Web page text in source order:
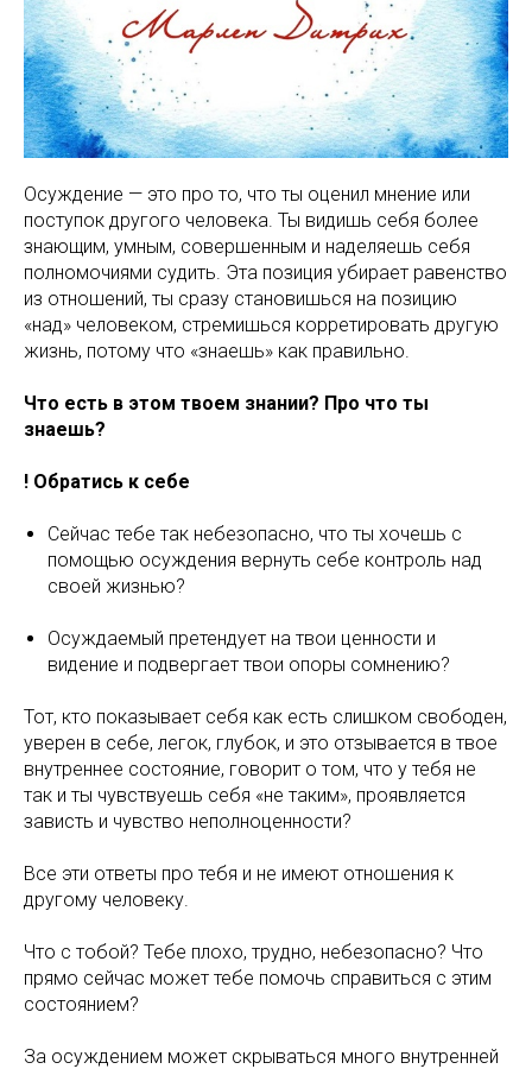
Осуждение — это про то, что ты оценил мнение или
поступок другого человека. Ты видишь себя более
знающим, умным, совершенным и наделяешь себя
полномочиями судить. Эта позиция убирает равенство
из отношений, ты сразу становишься на позицию
«над» человеком, стремишься корретировать другую
жизнь, потому что «знаешь» как правильно.
Что есть в этом твоем знании? Про что ты
знаешь?
! Обратись к себе
Сейчас тебе так небезопасно, что ты хочешь с
помощью осуждения вернуть себе контроль над
своей жизнью?
Осуждаемый претендует на твои ценности и
видение и подвергает твои опоры сомнению?
Тот, кто показывает себя как есть слишком свободен,
уверен в себе, легок, глубок, и это отзывается в твое
внутреннее состояние, говорит о том, что у тебя не
так и ты чувствуешь себя «не таким», проявляется
зависть и чувство неполноценности?
Все эти ответы про тебя и не имеют отношения к
другому человеку.
Что с тобой? Тебе плохо, трудно, небезопасно? Что
прямо сейчас может тебе помочь справиться с этим
состоянием?
За осуждением может скрываться много внутренней